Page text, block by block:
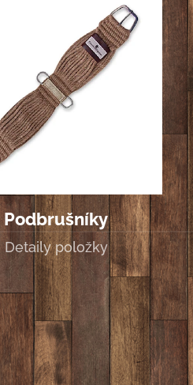
Podbrušníky
Detaily položky